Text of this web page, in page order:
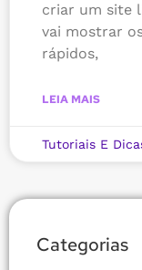
criar um site
vai mostrar
rápidos,
LEIA MAIS
Tutoriais E
Categorias